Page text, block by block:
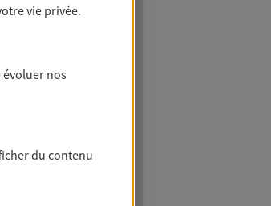
vie privée.
évoluer nos
du contenu